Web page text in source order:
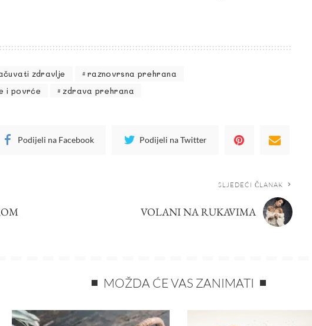
zdravlje
raznovrsna prehrana
i povrće zdrava prehrana
Podijeli na Facebook Podijeli na Twitter
SLJEDEĆI ČLANAK
VOLANI NA RUKAVIMA
MOŽDA ĆE VAS ZANIMATI